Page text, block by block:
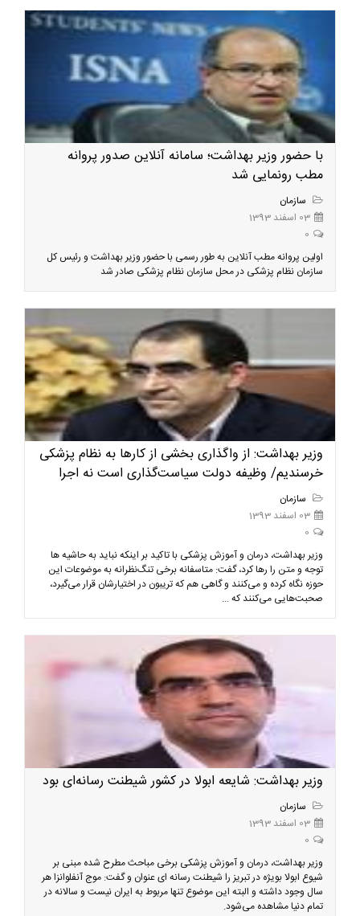
با حضور وزیر بهداشت؛ سامانه آنلاین صدور پروانه
مطب رونمایی شد
سازمان
03 اسفند 1393
0
اولین پروانه مطب آنلاین به طور رسمی با حضور وزیر بهداشت و رئیس کل
سازمان نظام پزشکی در محل سازمان نظام پزشکی صادر شد
وزیر بهداشت: از واگذاری بخشی از کارها به نظام پزشکی
خرسندیم/ وظیفه دولت سیاست‌گذاری است نه اجرا
سازمان
03 اسفند 1393
0
وزیر بهداشت، درمان و آموزش پزشکی با تاکید بر اینکه نباید به حاشیه ها
توجه و متن را رها کرد، گفت: متاسفانه برخی تنگ‌نظرانه به موضوعات این
حوزه نگاه کرده و می‌کنند و گاهی هم که تریبون در اختیارشان قرار می‌گیرد،
صحبت‌هایی می‌کنند که ...
وزیر بهداشت: شایعه ابولا در کشور شیطنت رسانه‌ای بود
سازمان
03 اسفند 1393
0
وزیر بهداشت، درمان و آموزش پزشکی برخی مباحث مطرح شده مبنی بر
شیوع ابولا بویژه در تبریز را شیطنت رسانه ای عنوان و گفت: موج آنفلوانزا هر
سال وجود داشته و البته این موضوع تنها مربوط به ایران نیست و سالانه در
تمام دنیا مشاهده می‌شود.